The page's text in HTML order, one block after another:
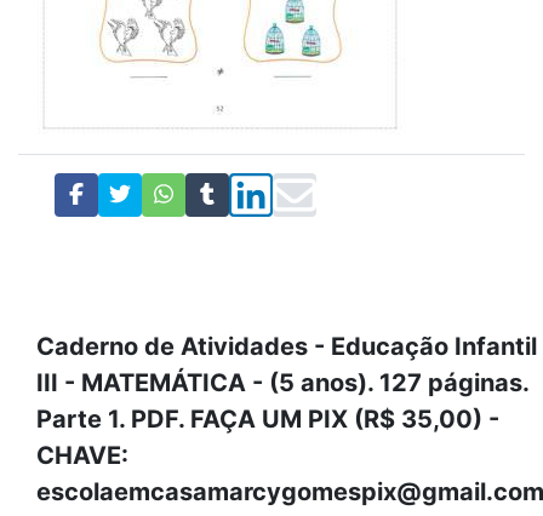
Caderno de Atividades - Educação Infantil
III - MATEMÁTICA - (5 anos). 127 páginas.
Parte 1. PDF. FAÇA UM PIX (R$ 35,00) -
CHAVE:
escolaemcasamarcygomespix@gmail.com